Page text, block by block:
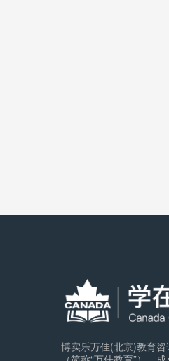
博实乐万佳(北京)教育咨